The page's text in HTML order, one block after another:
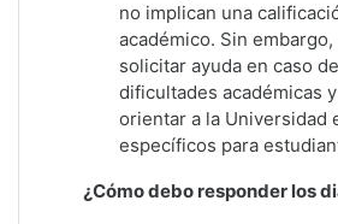
no implican una
académico. Sin embargo,
solicitar ayuda en caso
dificultades académicas
orientar a la Universidad
específicos para
¿Cómo debo responder los